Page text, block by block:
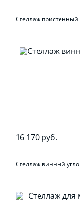
Стеллаж
16 170 руб.
Стеллаж винный